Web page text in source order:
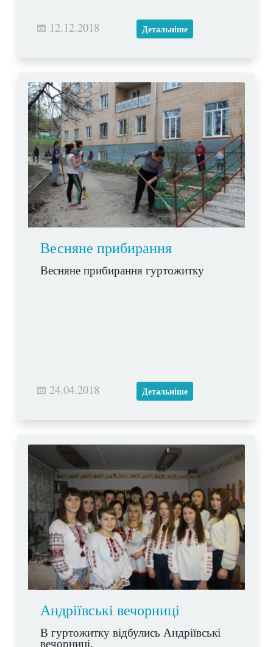
12.12.2018 Детальніше
Весняне прибирання
Весняне прибирання гуртожитку
24.04.2018 Детальніше
Андріївські вечорниці
В гуртожитку відбулись Андріївські
вечорниці.